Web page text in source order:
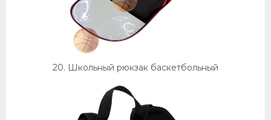
20. Школьный рюкзак баскетбольный